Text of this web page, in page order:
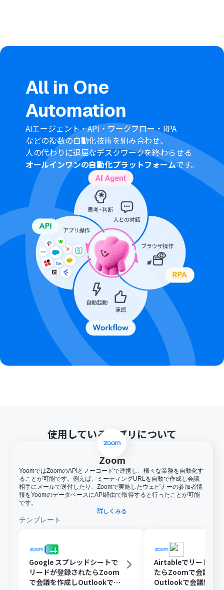
いアクションがあるため、ご注意ください。
ミーティングのレコーディング情報を取得する（ク
ラウド上に存在するレコーディングのみ取得可能な
ため）
詳細は「Zoomでミーティングのレコーディング情報を取
得する際の注意点」をご参照ください。
All in One
Automation
AIエージェント・API・ワークフロー・RPA
などの複数の自動化技術を組み合わせ、
人の代わりに退屈なデスクワークを終わらせる
オールインワンの自動化プラットフォームです。
使用しているアプリについて
Zoom
YoomではZoomのAPIとノーコードで連携し、様々な業務を自動化す
ることが可能です。例えば、ミーティングURLを自動で作成し会議
相手にメールで送付したり、Zoomで実施したウェビナーの参加者情
報をYoomのデータベースにAPI経由で取得すると行ったことが可能
です。
詳しくみる
テンプレート
Google スプレッドシートで
リードが登録されたらZoom
で会議を作成しOutlookで会
Airtableでリードが
たらZoomで会議を
Outlookで会議情報